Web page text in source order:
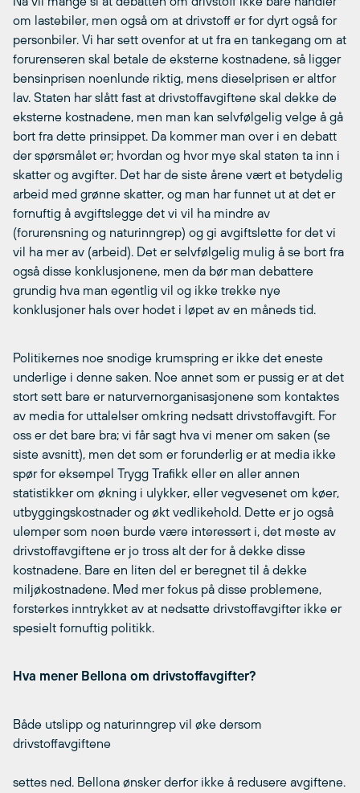
om lastebiler, men også om at drivstoff er for dyrt også for
personbiler. Vi har sett ovenfor at ut fra en tankegang om at
forurenseren skal betale de eksterne kostnadene, så ligger
bensinprisen noenlunde riktig, mens dieselprisen er altfor
lav. Staten har slått fast at drivstoffavgiftene skal dekke de
eksterne kostnadene, men man kan selvfølgelig velge å gå
bort fra dette prinsippet. Da kommer man over i en debatt
der spørsmålet er; hvordan og hvor mye skal staten ta inn i
skatter og avgifter. Det har de siste årene vært et betydelig
arbeid med grønne skatter, og man har funnet ut at det er
fornuftig å avgiftslegge det vi vil ha mindre av
(forurensning og naturinngrep) og gi avgiftslette for det vi
vil ha mer av (arbeid). Det er selvfølgelig mulig å se bort fra
også disse konklusjonene, men da bør man debattere
grundig hva man egentlig vil og ikke trekke nye
konklusjoner hals over hodet i løpet av en måneds tid.
Politikernes noe snodige krumspring er ikke det eneste
underlige i denne saken. Noe annet som er pussig er at det
stort sett bare er naturvernorganisasjonene som kontaktes
av media for uttalelser omkring nedsatt drivstoffavgift. For
oss er det bare bra; vi får sagt hva vi mener om saken (se
siste avsnitt), men det som er forunderlig er at media ikke
spør for eksempel Trygg Trafikk eller en aller annen
statistikker om økning i ulykker, eller vegvesenet om køer,
utbyggingskostnader og økt vedlikehold. Dette er jo også
ulemper som noen burde være interessert i, det meste av
drivstoffavgiftene er jo tross alt der for å dekke disse
kostnadene. Bare en liten del er beregnet til å dekke
miljøkostnadene. Med mer fokus på disse problemene,
forsterkes inntrykket av at nedsatte drivstoffavgifter ikke er
spesielt fornuftig politikk.
Hva mener Bellona om drivstoffavgifter?
Både utslipp og naturinngrep vil øke dersom
drivstoffavgiftene
settes ned. Bellona ønsker derfor ikke å redusere avgiftene.